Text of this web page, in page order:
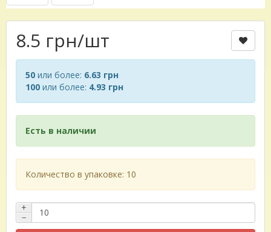
8.5 грн/шт
50 или более: 6.63 грн
100 или более: 4.93 грн
Есть в наличии
Количество в упаковке: 10
+
−